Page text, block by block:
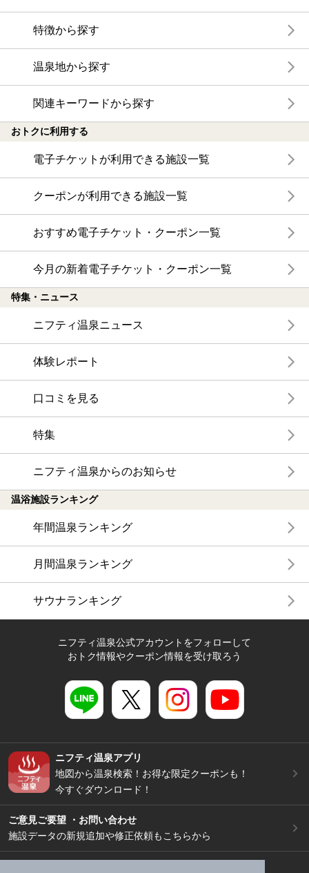
特徴から探す
温泉地から探す
関連キーワードから探す
おトクに利用する
電子チケットが利用できる施設一覧
クーポンが利用できる施設一覧
おすすめ電子チケット・クーポン一覧
今月の新着電子チケット・クーポン一覧
特集・ニュース
ニフティ温泉ニュース
体験レポート
口コミを見る
特集
ニフティ温泉からのお知らせ
温浴施設ランキング
年間温泉ランキング
月間温泉ランキング
サウナランキング
ニフティ温泉公式アカウントをフォローして
おトク情報やクーポン情報を受け取ろう
ニフティ温泉アプリ
地図から温泉検索！お得な限定クーポンも！
今すぐダウンロード！
ご意見ご要望 ・お問い合わせ
施設データの新規追加や修正依頼もこちらから